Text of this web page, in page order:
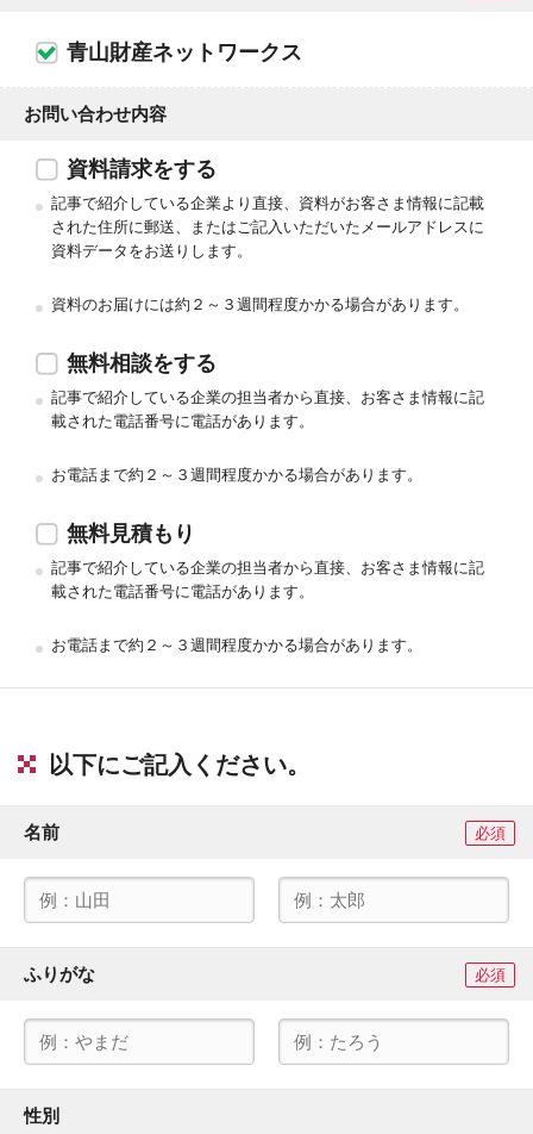
青山財産ネットワークス
お問い合わせ内容
資料請求をする
記事で紹介している企業より直接、資料がお客さま情報に記載
された住所に郵送、またはご記入いただいたメールアドレスに
資料データをお送りします。
資料のお届けには約２～３週間程度かかる場合があります。
無料相談をする
記事で紹介している企業の担当者から直接、お客さま情報に記
載された電話番号に電話があります。
お電話まで約２～３週間程度かかる場合があります。
無料見積もり
記事で紹介している企業の担当者から直接、お客さま情報に記
載された電話番号に電話があります。
お電話まで約２～３週間程度かかる場合があります。
以下にご記入ください。
名前 必須
ふりがな 必須
性別